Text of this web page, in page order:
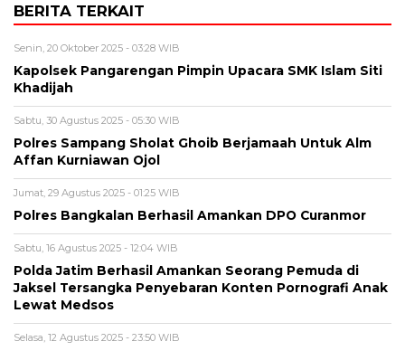
BERITA TERKAIT
Senin, 20 Oktober 2025 - 03:28 WIB
Kapolsek Pangarengan Pimpin Upacara SMK Islam Siti
Khadijah
Sabtu, 30 Agustus 2025 - 05:30 WIB
Polres Sampang Sholat Ghoib Berjamaah Untuk Alm
Affan Kurniawan Ojol
Jumat, 29 Agustus 2025 - 01:25 WIB
Polres Bangkalan Berhasil Amankan DPO Curanmor
Sabtu, 16 Agustus 2025 - 12:04 WIB
Polda Jatim Berhasil Amankan Seorang Pemuda di
Jaksel Tersangka Penyebaran Konten Pornografi Anak
Lewat Medsos
Selasa, 12 Agustus 2025 - 23:50 WIB